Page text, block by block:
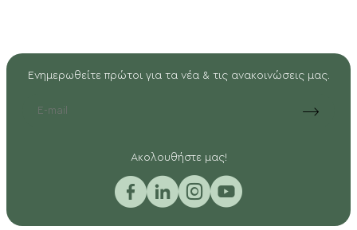
Ενημερωθείτε πρώτοι για τα νέα & τις ανακοινώσεις μας.
Aκολουθήστε μας!